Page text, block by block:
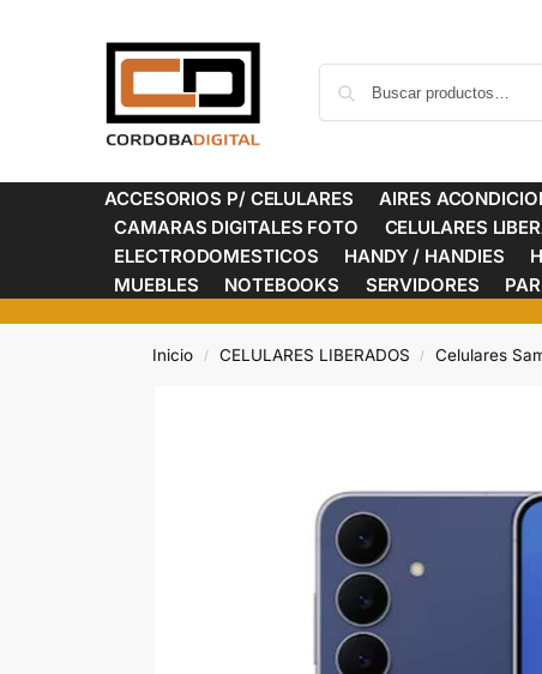
ACCESORIOS P/ CELULARES AIRES
CAMARAS DIGITALES FOTO
CELULARES
ELECTRODOMESTICOS
HANDY / HANDIES
MUEBLES
NOTEBOOKS SERVIDORES
Inicio / CELULARES LIBERADOS / Celulares